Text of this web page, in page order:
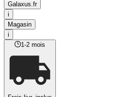
Galaxus.fr
i
Magasin
i
1-2 mois